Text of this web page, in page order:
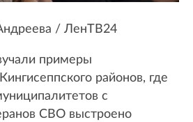
/ ЛенТВ24
примеры
районов, где
с
СВО выстроено